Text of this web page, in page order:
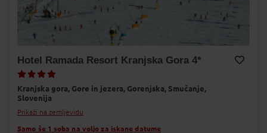
Hotel Ramada Resort Kranjska Gora 4*
Kranjska gora, Gore in jezera, Gorenjska, Smučanje,
Slovenija
Prikaži na zemljevidu
Samo še 1 soba na voljo za iskane datume